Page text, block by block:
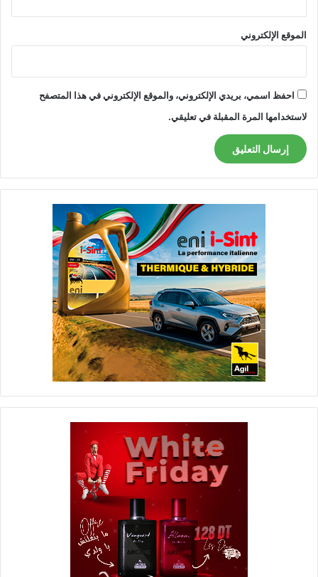
الموقع الإلكتروني
احفظ اسمي، بريدي الإلكتروني، والموقع الإلكتروني في هذا المتصفح
لاستخدامها المرة المقبلة في تعليقي.